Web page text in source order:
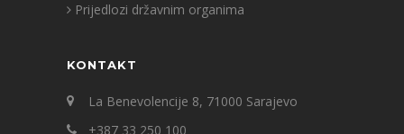
Prijedlozi državnim organima
KONTAKT
La Benevolencije 8, 71000 Sarajevo
+387 33 250 100